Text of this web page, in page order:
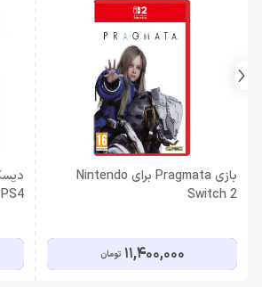
بازی Pragmata برای Nintendo
Switch 2
11,400,000 تومان
PS4